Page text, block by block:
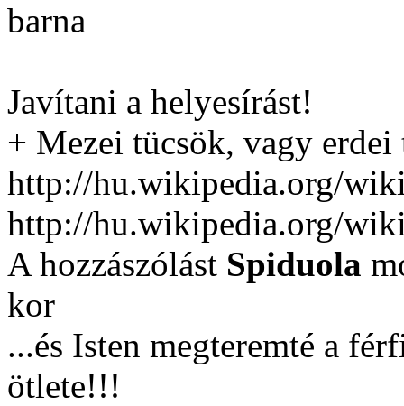
barna
Javítani a helyesírást!
+ Mezei tücsök, vagy erdei
http://hu.wikipedia.org/
http://hu.wikipedia.org/
A hozzászólást Spiduola
kor
...és Isten megteremté a
ötlete!!!